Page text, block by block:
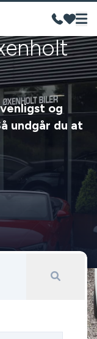
og
undgår du at